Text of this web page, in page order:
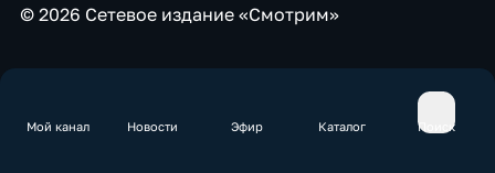
Мой канал Новости Эфир Каталог Поиск
© 2026 Сетевое издание «Смотрим»